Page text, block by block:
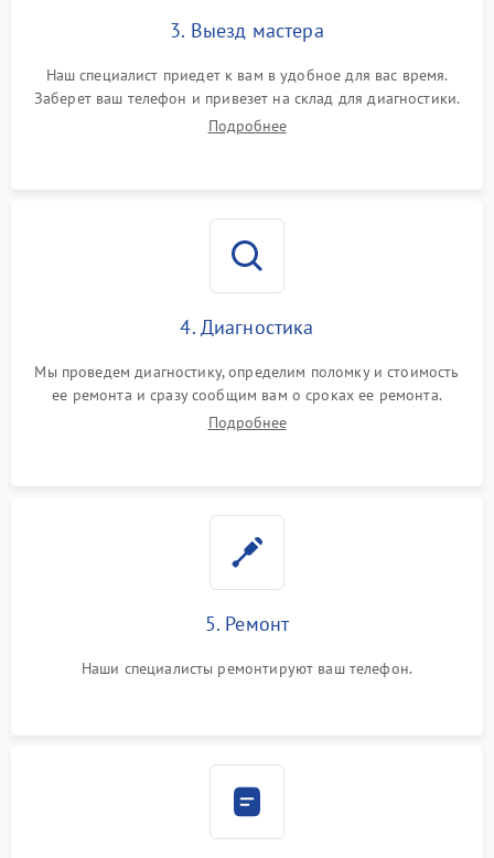
3. Выезд мастера
Наш специалист приедет к вам в удобное для вас время.
Заберет ваш телефон и привезет на склад для диагностики.
Подробнее
4. Диагностика
Мы проведем диагностику, определим поломку и стоимость
ее ремонта и сразу сообщим вам о сроках ее ремонта.
Подробнее
5. Ремонт
Наши специалисты ремонтируют ваш телефон.